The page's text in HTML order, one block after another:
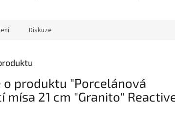
Diskuze
o produktu "Porcelánová
mísa 21 cm "Granito"